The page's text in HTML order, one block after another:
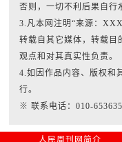
否则，一切不利后果自行
3.凡本网注明“来源：
转载自其它媒体，转载目
观点和对其真实性负责。
4.如因作品内容、版权和
行。
※ 联系电话：010-
人民周刊网简介